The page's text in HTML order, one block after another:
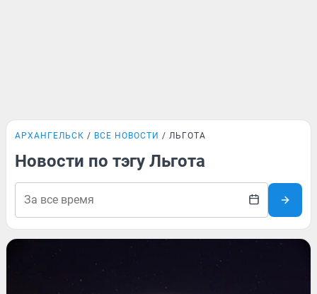
АРХАНГЕЛЬСК ВСЕ НОВОСТИ ЛЬГОТА
Новости по тэгу Льгота